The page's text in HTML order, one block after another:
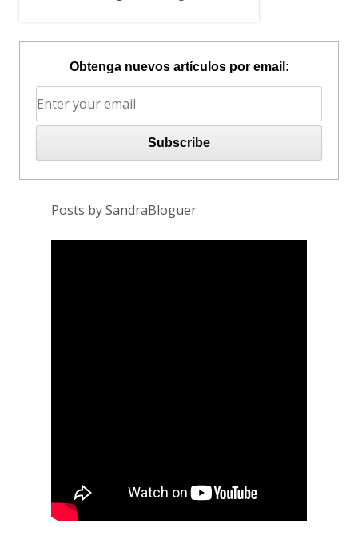
Obtenga nuevos artículos por email:
Posts by SandraBloguer